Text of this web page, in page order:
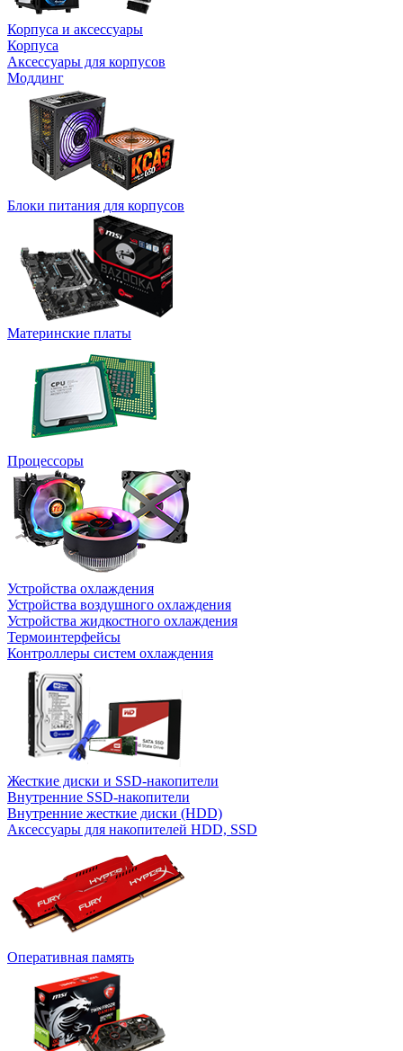
Корпуса и аксессуары
Корпуса
Аксессуары для корпусов
Моддинг
Блоки питания для корпусов
Материнские платы
Процессоры
Устройства охлаждения
Устройства воздушного охлаждения
Устройства жидкостного охлаждения
Термоинтерфейсы
Контроллеры систем охлаждения
Жесткие диски и SSD-накопители
Внутренние SSD-накопители
Внутренние жесткие диски (HDD)
Аксессуары для накопителей HDD, SSD
Оперативная память